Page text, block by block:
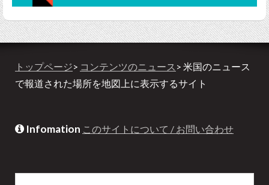
トップページ> コンテンツのニュース > 米国のニュース
で報道された場所を地図上に表示するサイト
Infomation このサイトについて / お問い合わせ